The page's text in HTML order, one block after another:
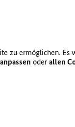
ermöglichen.
oder allen